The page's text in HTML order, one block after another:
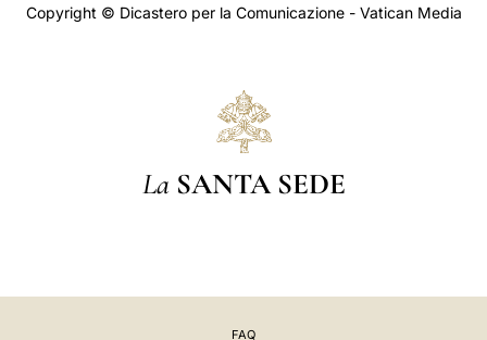
Copyright © Dicastero per la Comunicazione - Vatican Media
La SANTA SEDE
FAQ